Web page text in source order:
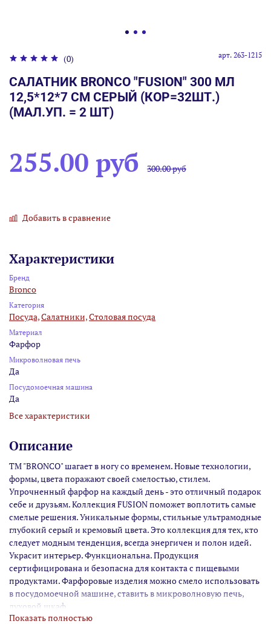
(0) арт. 263-1215
САЛАТНИК BRONCO "FUSION" 300 МЛ
12,5*12*7 СМ СЕРЫЙ (КОР=32ШТ.)
(МАЛ.УП. = 2 ШТ)
255.00 руб 300.00 руб
Добавить в сравнение
Характеристики
Бренд
Bronco
Категория
Посуда,Салатники,Столовая посуда
Материал
Фарфор
Микроволновая печь
Да
Посудомоечная машина
Да
Все характеристики
Описание
ТМ "BRONCO" шагает в ногу со временем. Новые технологии,
формы, цвета поражают своей смелостью, стилем.
Упрочненный фарфор на каждый день - это отличный подарок
себе и друзьям. Коллекция FUSION поможет воплотить самые
смелые решения. Уникальные формы, стильные ультрамодные
глубокий серый и кремовый цвета. Это коллекция для тех, кто
следует модным тенденция, всегда энергичен и полон идей.
Украсит интерьер. Функциональна. Продукция
сертифицирована и безопасна для контакта с пищевыми
продуктами. Фарфоровые изделия можно смело использовать
в посудомоечной машине, ставить в микроволновую печь,
духовой шкаф
Показать полностью